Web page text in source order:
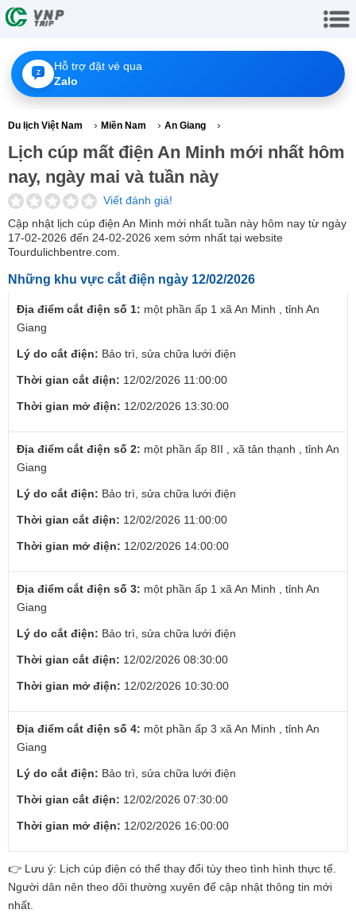
Z
Hỗ trợ đặt vé qua
Zalo
Du lịch Việt Nam › Miền Nam › An Giang ›
Lịch cúp mất điện An Minh mới nhất hôm
nay, ngày mai và tuần này
Viết đánh giá!
Cập nhật lịch cúp điện An Minh mới nhất tuần này hôm nay từ ngày
17-02-2026 đến 24-02-2026 xem sớm nhất tại website
Tourdulichbentre.com.
Những khu vực cắt điện ngày 12/02/2026
Địa điểm cắt điện số 1: một phần ấp 1 xã An Minh , tỉnh An
Giang
Lý do cắt điện: Bảo trì, sửa chữa lưới điện
Thời gian cắt điện: 12/02/2026 11:00:00
Thời gian mở điện: 12/02/2026 13:30:00
Địa điểm cắt điện số 2: một phần ấp 8II , xã tân thạnh , tỉnh An
Giang
Lý do cắt điện: Bảo trì, sửa chữa lưới điện
Thời gian cắt điện: 12/02/2026 11:00:00
Thời gian mở điện: 12/02/2026 14:00:00
Địa điểm cắt điện số 3: một phần ấp 1 xã An Minh , tỉnh An
Giang
Lý do cắt điện: Bảo trì, sửa chữa lưới điện
Thời gian cắt điện: 12/02/2026 08:30:00
Thời gian mở điện: 12/02/2026 10:30:00
Địa điểm cắt điện số 4: một phần ấp 3 xã An Minh , tỉnh An
Giang
Lý do cắt điện: Bảo trì, sửa chữa lưới điện
Thời gian cắt điện: 12/02/2026 07:30:00
Thời gian mở điện: 12/02/2026 16:00:00
👉 Lưu ý: Lịch cúp điện có thể thay đổi tùy theo tình hình thực tế.
Người dân nên theo dõi thường xuyên để cập nhật thông tin mới
nhất.